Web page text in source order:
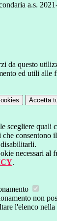
a.s.
da questo
ed utili alle
Accetta
scegliere quali
consentono
necessari al
.
non
l'elenco